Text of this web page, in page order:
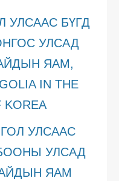
УЛСААС БҮГД
УЛСАД
ЯАМ,
IN THE
KOREA
УЛСААС
УЛСАД
ЯАМ